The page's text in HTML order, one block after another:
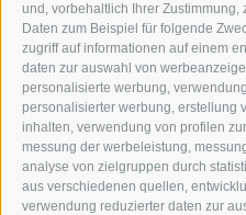
und, vorbehaltlich Ihrer Zustimmung,
Daten zum Beispiel für folgende
zugriff auf informationen auf einem
daten zur auswahl von
personalisierte werbung,
personalisierter werbung, erstellung
inhalten, verwendung von profilen
messung der werbeleistung,
analyse von zielgruppen durch
aus verschiedenen quellen,
verwendung reduzierter daten zur
NEUSTADT 20A
I-39049 STERZING
TEL.: +39 0472 766876
GRAFIK@DERERKER.IT
INFO@DERERKER.IT
DER ERKER